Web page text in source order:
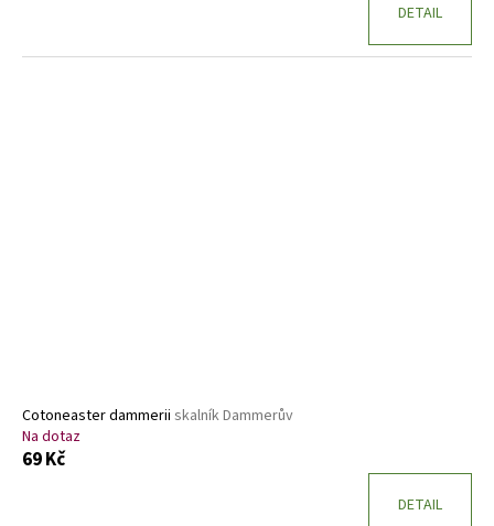
DETAIL
Cotoneaster dammerii skalník Dammerův
Na dotaz
69 Kč
DETAIL